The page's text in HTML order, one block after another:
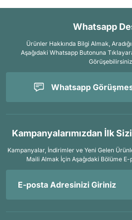
Whatsapp
Ürünler Hakkında Bilgi Almak,
Aşağıdaki Whatsapp Butonuna
Whatsapp
Kampanyalarımızdan İlk
Kampanyalar, İndirimler ve Yeni Gelen
Maili Almak İçin Aşağıdaki Bölüme